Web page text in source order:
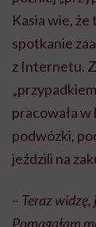
Kasia wie,
spotkanie
z Internetu. Z
pracowała
podwózki,
jeździli na
– Teraz widzę,
Pomagałam